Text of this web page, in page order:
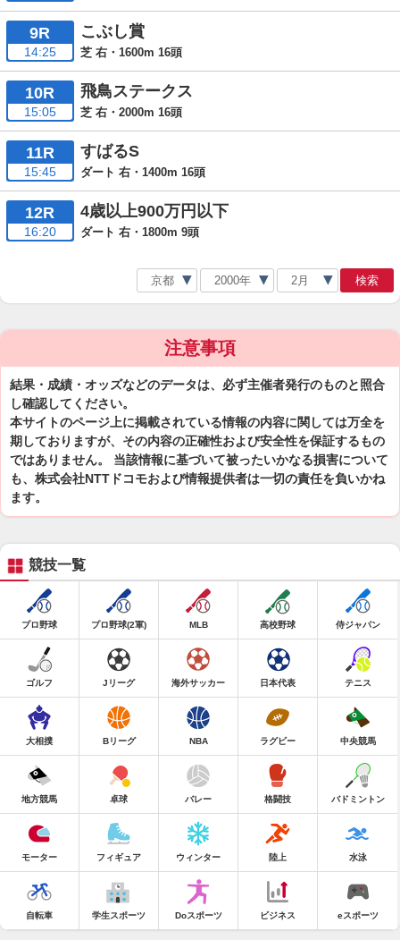
9R
14:25
こぶし賞
芝 右・1600m 16頭
10R
15:05
飛鳥ステークス
芝 右・2000m 16頭
11R
15:45
すばるS
ダート 右・1400m 16頭
12R
16:20
4歳以上900万円以下
ダート 右・1800m 9頭
検索
注意事項
結果・成績・オッズなどのデータは、必ず主催者発行のものと照合
し確認してください。
本サイトのページ上に掲載されている情報の内容に関しては万全を
期しておりますが、その内容の正確性および安全性を保証するもの
ではありません。 当該情報に基づいて被ったいかなる損害について
も、株式会社NTTドコモおよび情報提供者は一切の責任を負いかね
ます。
競技一覧
プロ野球 プロ野球(2軍) MLB 高校野球 侍ジャパン
ゴルフ Jリーグ 海外サッカー 日本代表 テニス
大相撲 Bリーグ NBA ラグビー 中央競馬
地方競馬 卓球 バレー 格闘技 バドミントン
モーター フィギュア ウィンター 陸上 水泳
自転車 学生スポーツ Doスポーツ ビジネス eスポーツ